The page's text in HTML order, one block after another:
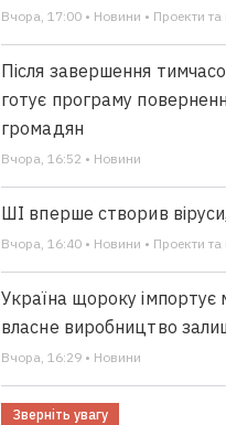
Вчора, 17:00 • Новини • Проекти та
Після завершення
готує програму
громадян
Вчора, 16:52 • Новини
ШІ вперше створив
Вчора, 16:40 • Новини • Проекти та
Україна щороку
власне виробництво
Вчора, 16:29 • Новини
Зверніть увагу